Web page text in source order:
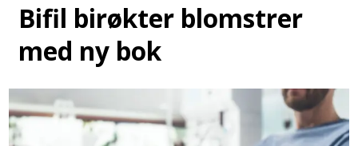
Bifil birøkter blomstrer
med ny bok